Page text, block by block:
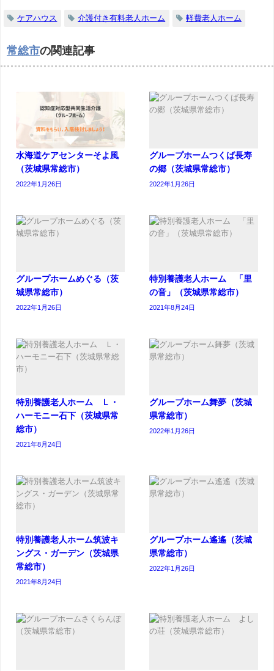
ケアハウス 介護付き有料老人ホーム 軽費老人ホーム
常総市の関連記事
水海道ケアセンターそよ風
（茨城県常総市）
2022年1月26日
グループホームつくば長寿
の郷（茨城県常総市）
2022年1月26日
グループホームめぐる（茨
城県常総市）
2022年1月26日
特別養護老人ホーム 「里
の音」（茨城県常総市）
2021年8月24日
特別養護老人ホーム Ｌ・
ハーモニー石下（茨城県常
総市）
2021年8月24日
グループホーム舞夢（茨城
県常総市）
2022年1月26日
特別養護老人ホーム筑波キ
ングス・ガーデン（茨城県
常総市）
2021年8月24日
グループホーム遙遙（茨城
県常総市）
2022年1月26日